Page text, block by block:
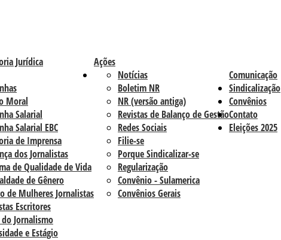
Ações
Jurídica
Moral
Salarial
Salarial EBC
de Imprensa
dos Jornalistas
de Qualidade de Vida
de Gênero
de Mulheres Jornalistas
Escritores
Jornalismo
e Estágio
Comunicação
Notícias
Boletim NR
NR (versão antiga)
Revistas de Balanço de Gestão
Redes Sociais
Sindicalização
Filie-se
Porque Sindicalizar-se
Regularização
Convênios
Convênio - Sulamerica
Convênios Gerais
Contato
Eleições 2025